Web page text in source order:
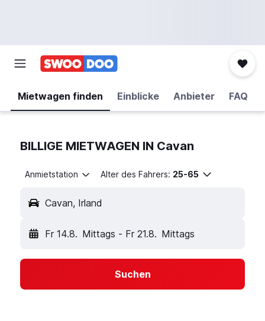
Mietwagen finden Einblicke Anbieter FAQ
BILLIGE MIETWAGEN IN Cavan
Anmietstation Alter des Fahrers: 25-65
Cavan, Irland
Fr 14.8. Mittags - Fr 21.8. Mittags
Suchen